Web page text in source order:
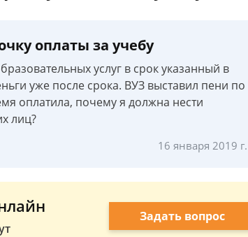
оплаты за учебу
услуг в срок указанный в
уже после срока. ВУЗ выставил пени по
оплатила, почему я должна нести
лиц?
16 января 2019
Задать вопрос